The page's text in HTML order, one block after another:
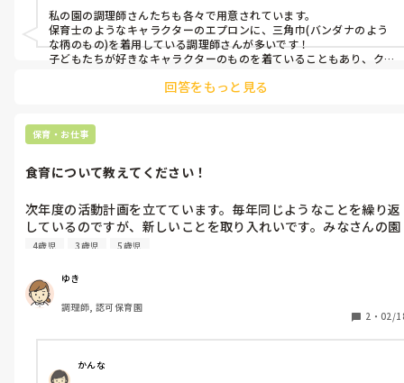
することが大事だと思っています。
私の園の調理師さんたちも各々で用意されています。
保育士のようなキャラクターのエプロンに、三角巾(バンダナのよう
な柄のもの)を着用している調理師さんが多いです！
子どもたちが好きなキャラクターのものを着ていることもあり、ク
ているときもあります！
な割烹着タイプのものと帽子(どちらも薄ピンクでした)を着用されて
回答をもっと見る
保育・お仕事
食育について教えてください！
次年度の活動計画を立てています。毎年同じようなことを繰り返
しているのですが、新しいことを取り入れいです。みなさんの園
ではどのような活動をされていますか？
4歳児 3歳児 5歳児
ゆき
調理師, 認可保育園
2 ・ 02/
かんな